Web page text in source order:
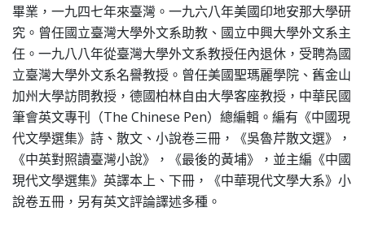
畢業，一九四七年來臺灣。一九六八年美國印地安那大學研
究。曾任國立臺灣大學外文系助教、國立中興大學外文系主
任。一九八八年從臺灣大學外文系教授任內退休，受聘為國
立臺灣大學外文系名譽教授。曾任美國聖瑪麗學院、舊金山
加州大學訪問教授，德國柏林自由大學客座教授，中華民國
筆會英文專刊（The Chinese Pen）總編輯。編有《中國現
代文學選集》詩、散文、小說卷三冊，《吳魯芹散文選》，
《中英對照讀臺灣小說》，《最後的黃埔》，並主編《中國
現代文學選集》英譯本上、下冊，《中華現代文學大系》小
說卷五冊，另有英文評論譯述多種。